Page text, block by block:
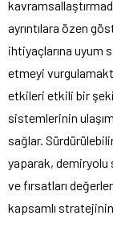
ayrıntılara özen
ihtiyaçlarına uyum
etmeyi
etkileri etkili bir
sistemlerinin
sağlar.
yaparak, demiryolu
ve fırsatları
kapsamlı